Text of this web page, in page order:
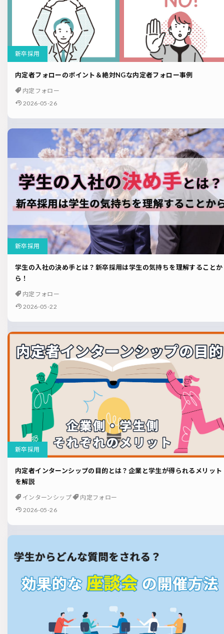
新卒採用
内定者フォローのポイント＆絶対NGな内定者フォロー事例
内定フォロー
2026-05-26
新卒採用
学生の入社の決め手とは？新卒採用は学生の気持ちを理解することか
ら！
内定フォロー
2026-05-22
新卒採用
内定者インターンシップの目的とは？企業と学生が得られるメリット
を解説
インターンシップ
内定フォロー
2026-05-26